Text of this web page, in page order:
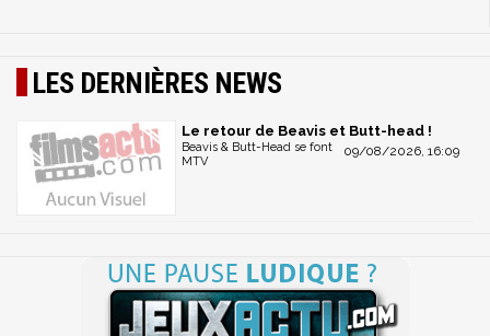
LES DERNIÈRES NEWS
Le retour de Beavis et Butt-head !
09/08/2026, 16:09
Beavis & Butt-Head se font
MTV